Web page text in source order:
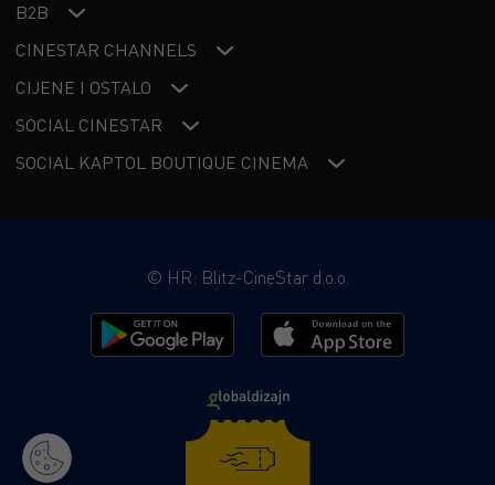
B2B
CINESTAR CHANNELS
CIJENE I OSTALO
SOCIAL CINESTAR
SOCIAL KAPTOL BOUTIQUE CINEMA
© HR: Blitz-CineStar d.o.o.